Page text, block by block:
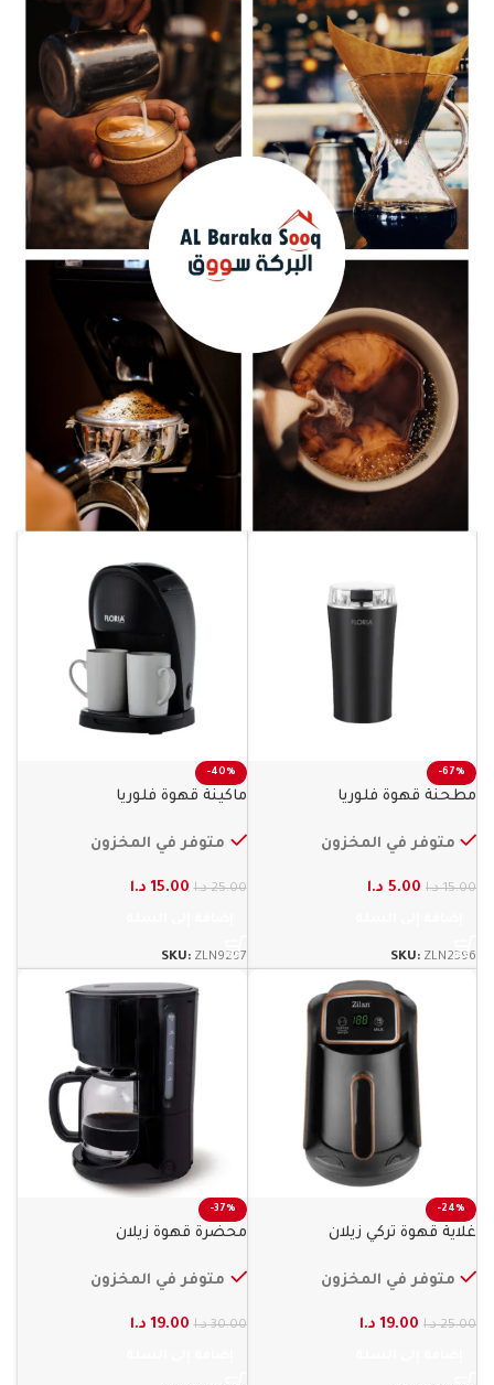
-67%
مطحنة قهوة فلوريا
متوفر في المخزون
15.00 د.ا 5.00 د.ا
SKU: ZLN2396
-40%
ماكينة قهوة فلوريا
متوفر في المخزون
25.00 د.ا 15.00 د.ا
SKU: ZLN9297
-24%
غلاية قهوة تركي زيلان
متوفر في المخزون
25.00 د.ا 19.00 د.ا
-37%
محضرة قهوة زيلان
متوفر في المخزون
30.00 د.ا 19.00 د.ا